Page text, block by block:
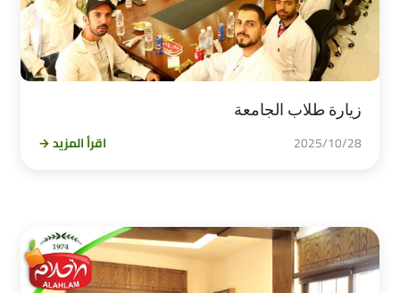
زيارة طلاب الجامعة
2025/10/28 اقرأ المزيد →